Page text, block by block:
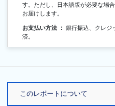
す。ただし、日本語版が必要な場
お届けします。
お支払い方法 ： 銀行振込、クレジ
済。